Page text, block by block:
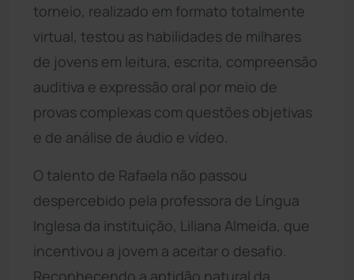
torneio, realizado em formato totalmente
virtual, testou as habilidades de milhares
de jovens em leitura, escrita, compreensão
auditiva e expressão oral por meio de
provas complexas com questões objetivas
e de análise de áudio e vídeo.
O talento de Rafaela não passou
despercebido pela professora de Língua
Inglesa da instituição, Liliana Almeida, que
incentivou a jovem a aceitar o desafio.
Reconhecendo a aptidão natural da